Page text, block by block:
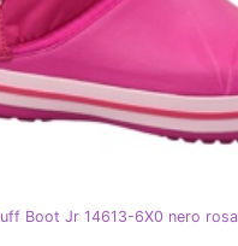
Boot Jr 14613-6X0 nero rosa